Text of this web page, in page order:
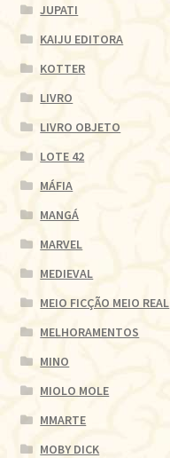
JUPATI
KAIJU EDITORA
KOTTER
LIVRO
LIVRO OBJETO
LOTE 42
MÁFIA
MANGÁ
MARVEL
MEDIEVAL
MEIO FICÇÃO MEIO REAL
MELHORAMENTOS
MINO
MIOLO MOLE
MMARTE
MOBY DICK